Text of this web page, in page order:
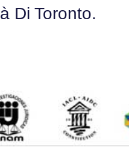
Di Toronto.